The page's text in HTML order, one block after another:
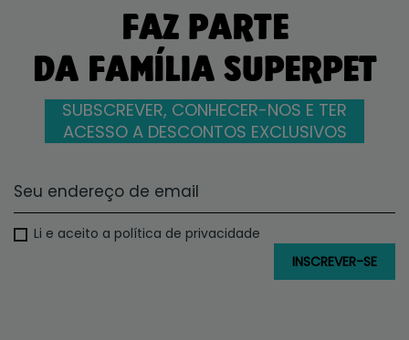
FAZ PARTE
DA FAMÍLIA SUPERPET
SUBSCREVER, CONHECER-NOS E TER
ACESSO A DESCONTOS EXCLUSIVOS
Li e aceito a política de privacidade